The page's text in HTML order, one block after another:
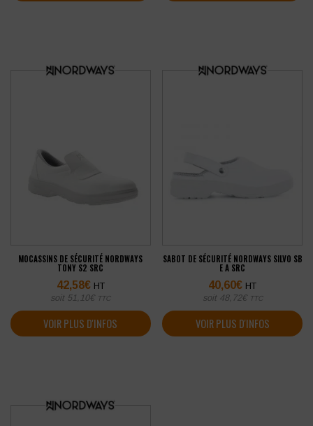
MOCASSINS DE SÉCURITÉ NORDWAYS
TONY S2 SRC
42,58€ HT
soit 51,10€ TTC
VOIR PLUS D'INFOS
SABOT DE SÉCURITÉ NORDWAYS SILVO SB
E A SRC
40,60€ HT
soit 48,72€ TTC
VOIR PLUS D'INFOS